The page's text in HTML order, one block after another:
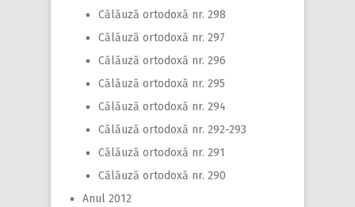
Călăuză ortodoxă nr. 298
Călăuză ortodoxă nr. 297
Călăuză ortodoxă nr. 296
Călăuză ortodoxă nr. 295
Călăuză ortodoxă nr. 294
Călăuză ortodoxă nr. 292-293
Călăuză ortodoxă nr. 291
Călăuză ortodoxă nr. 290
Anul 2012